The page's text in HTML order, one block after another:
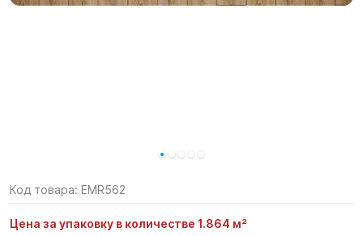
Код товара: EMR562
Цена за упаковку в количестве 1.864 м²